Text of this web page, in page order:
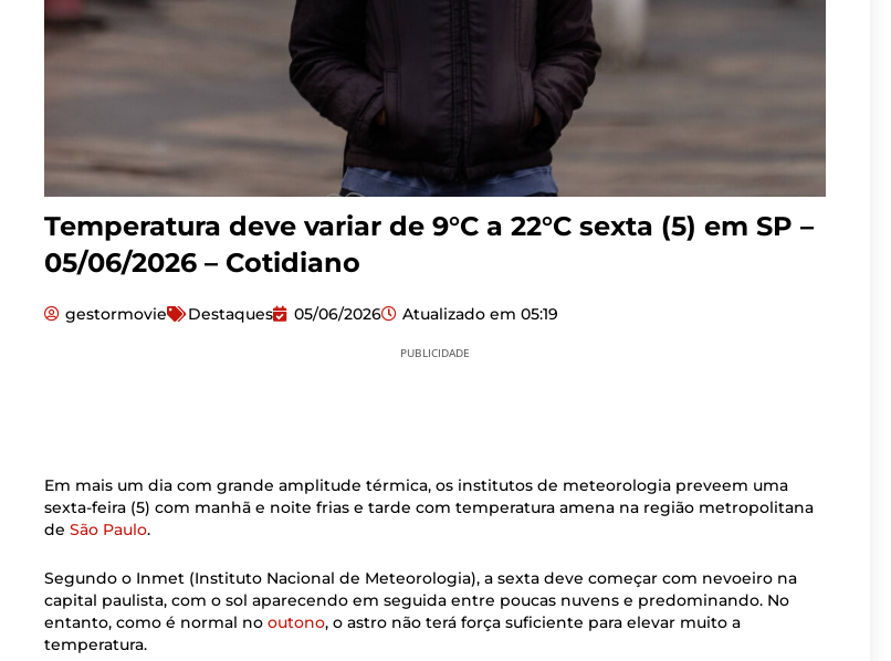
Temperatura deve variar de 9°C a 22°C sexta (5) em SP –
05/06/2026 – Cotidiano
gestormovie Destaques 05/06/2026 Atualizado em 05:19
PUBLICIDADE
Em mais um dia com grande amplitude térmica, os institutos de meteorologia preveem uma
sexta-feira (5) com manhã e noite frias e tarde com temperatura amena na região metropolitana
de São Paulo.
Segundo o Inmet (Instituto Nacional de Meteorologia), a sexta deve começar com nevoeiro na
capital paulista, com o sol aparecendo em seguida entre poucas nuvens e predominando. No
entanto, como é normal no outono, o astro não terá força suficiente para elevar muito a
temperatura.